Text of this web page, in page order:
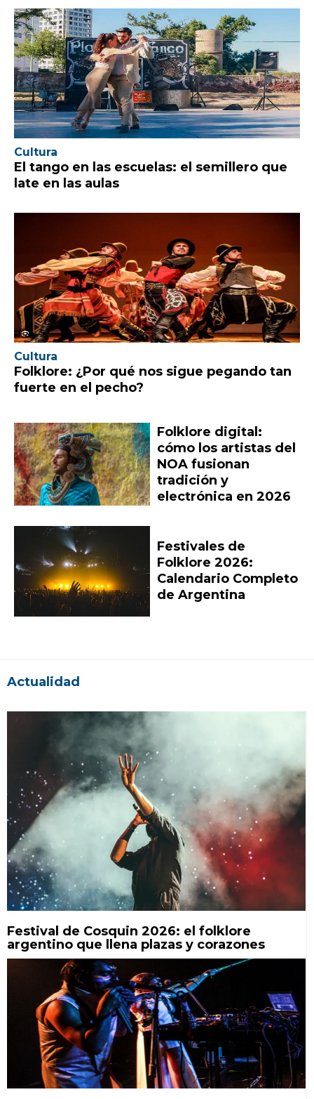
Cultura
El tango en las escuelas: el semillero que
late en las aulas
Cultura
Folklore: ¿Por qué nos sigue pegando tan
fuerte en el pecho?
Folklore digital:
cómo los artistas del
NOA fusionan
tradición y
electrónica en 2026
Festivales de
Folklore 2026:
Calendario Completo
de Argentina
Actualidad
Festival de Cosquin 2026: el folklore
argentino que llena plazas y corazones